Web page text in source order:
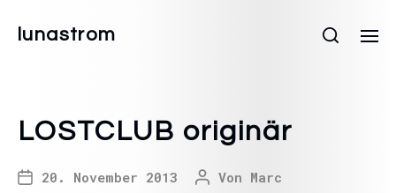
lunastrom
LOSTCLUB originär
20. November 2013 Von Marc